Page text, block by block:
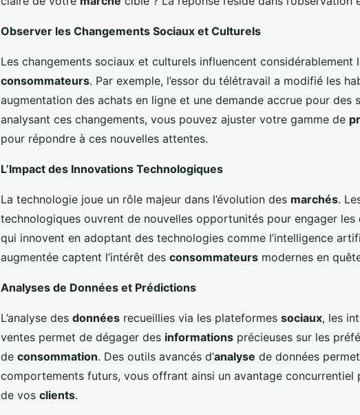
Observer les Changements Sociaux et Culturels
Les changements sociaux et culturels influencent considérablement
consommateurs. Par exemple, l’essor du télétravail a modifié les
augmentation des achats en ligne et une demande accrue pour des
analysant ces changements, vous pouvez ajuster votre gamme de
pour répondre à ces nouvelles attentes.
L’Impact des Innovations Technologiques
La technologie joue un rôle majeur dans l’évolution des marchés.
technologiques ouvrent de nouvelles opportunités pour engager les
qui innovent en adoptant des technologies comme l’intelligence
augmentée captent l’intérêt des consommateurs modernes en
Analyses de Données et Prédictions
L’analyse des données recueillies via les plateformes sociaux, les
ventes permet de dégager des informations précieuses sur les
de consommation. Des outils avancés d’analyse de données
comportements futurs, vous offrant ainsi un avantage concurrentiel
de vos clients.